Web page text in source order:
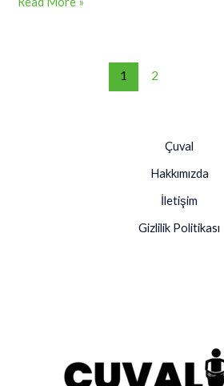
1 2
Çuval
Hakkımızda
İletişim
Gizlilik Politikası